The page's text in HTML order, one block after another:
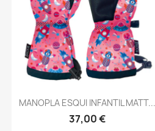
Vista rápida
MANOPLA ESQUI INFANTIL MATT...
37,00 €